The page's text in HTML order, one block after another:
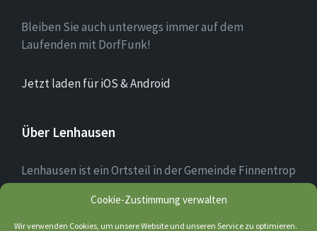
Cookie-Zustimmung verwalten
Wir verwenden Cookies, um unsere Website und unseren Service zu optimieren.
Bleiben Sie auch unterwegs immer auf dem
Laufenden mit DorfFunk!
Jetzt laden für iOS & Android
Über Lenhausen
Lenhausen ist ein Ortsteil in der Gemeinde Finnentrop
im Sauerland mit rund 1.190 Einwohnern, der sich am
Zusammenfluss von Lenne und Fretter befindet. Das
Ortsbild des Dorfkerns ist teilweise noch altertümlich